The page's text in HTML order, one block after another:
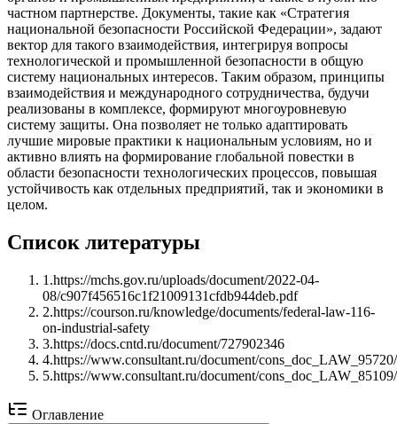
частном партнерстве. Документы, такие как «Стратегия
национальной безопасности Российской Федерации», задают
вектор для такого взаимодействия, интегрируя вопросы
технологической и промышленной безопасности в общую
систему национальных интересов. Таким образом, принципы
взаимодействия и международного сотрудничества, будучи
реализованы в комплексе, формируют многоуровневую
систему защиты. Она позволяет не только адаптировать
лучшие мировые практики к национальным условиям, но и
активно влиять на формирование глобальной повестки в
области безопасности технологических процессов, повышая
устойчивость как отдельных предприятий, так и экономики в
целом.
Список литературы
1 .https://mchs.gov.ru/uploads/document/2022-04-
08/c907f456516c1f21009131cfdb944deb.pdf
2.https://courson.ru/knowledge/documents/federal-law-116-
on-industrial-safety
3.https://docs.cntd.ru/document/727902346
4.https://www.consultant.ru/document/cons_doc_LAW_95720/
5.https://www.consultant.ru/document/cons_doc_LAW_85109/
Оглавление